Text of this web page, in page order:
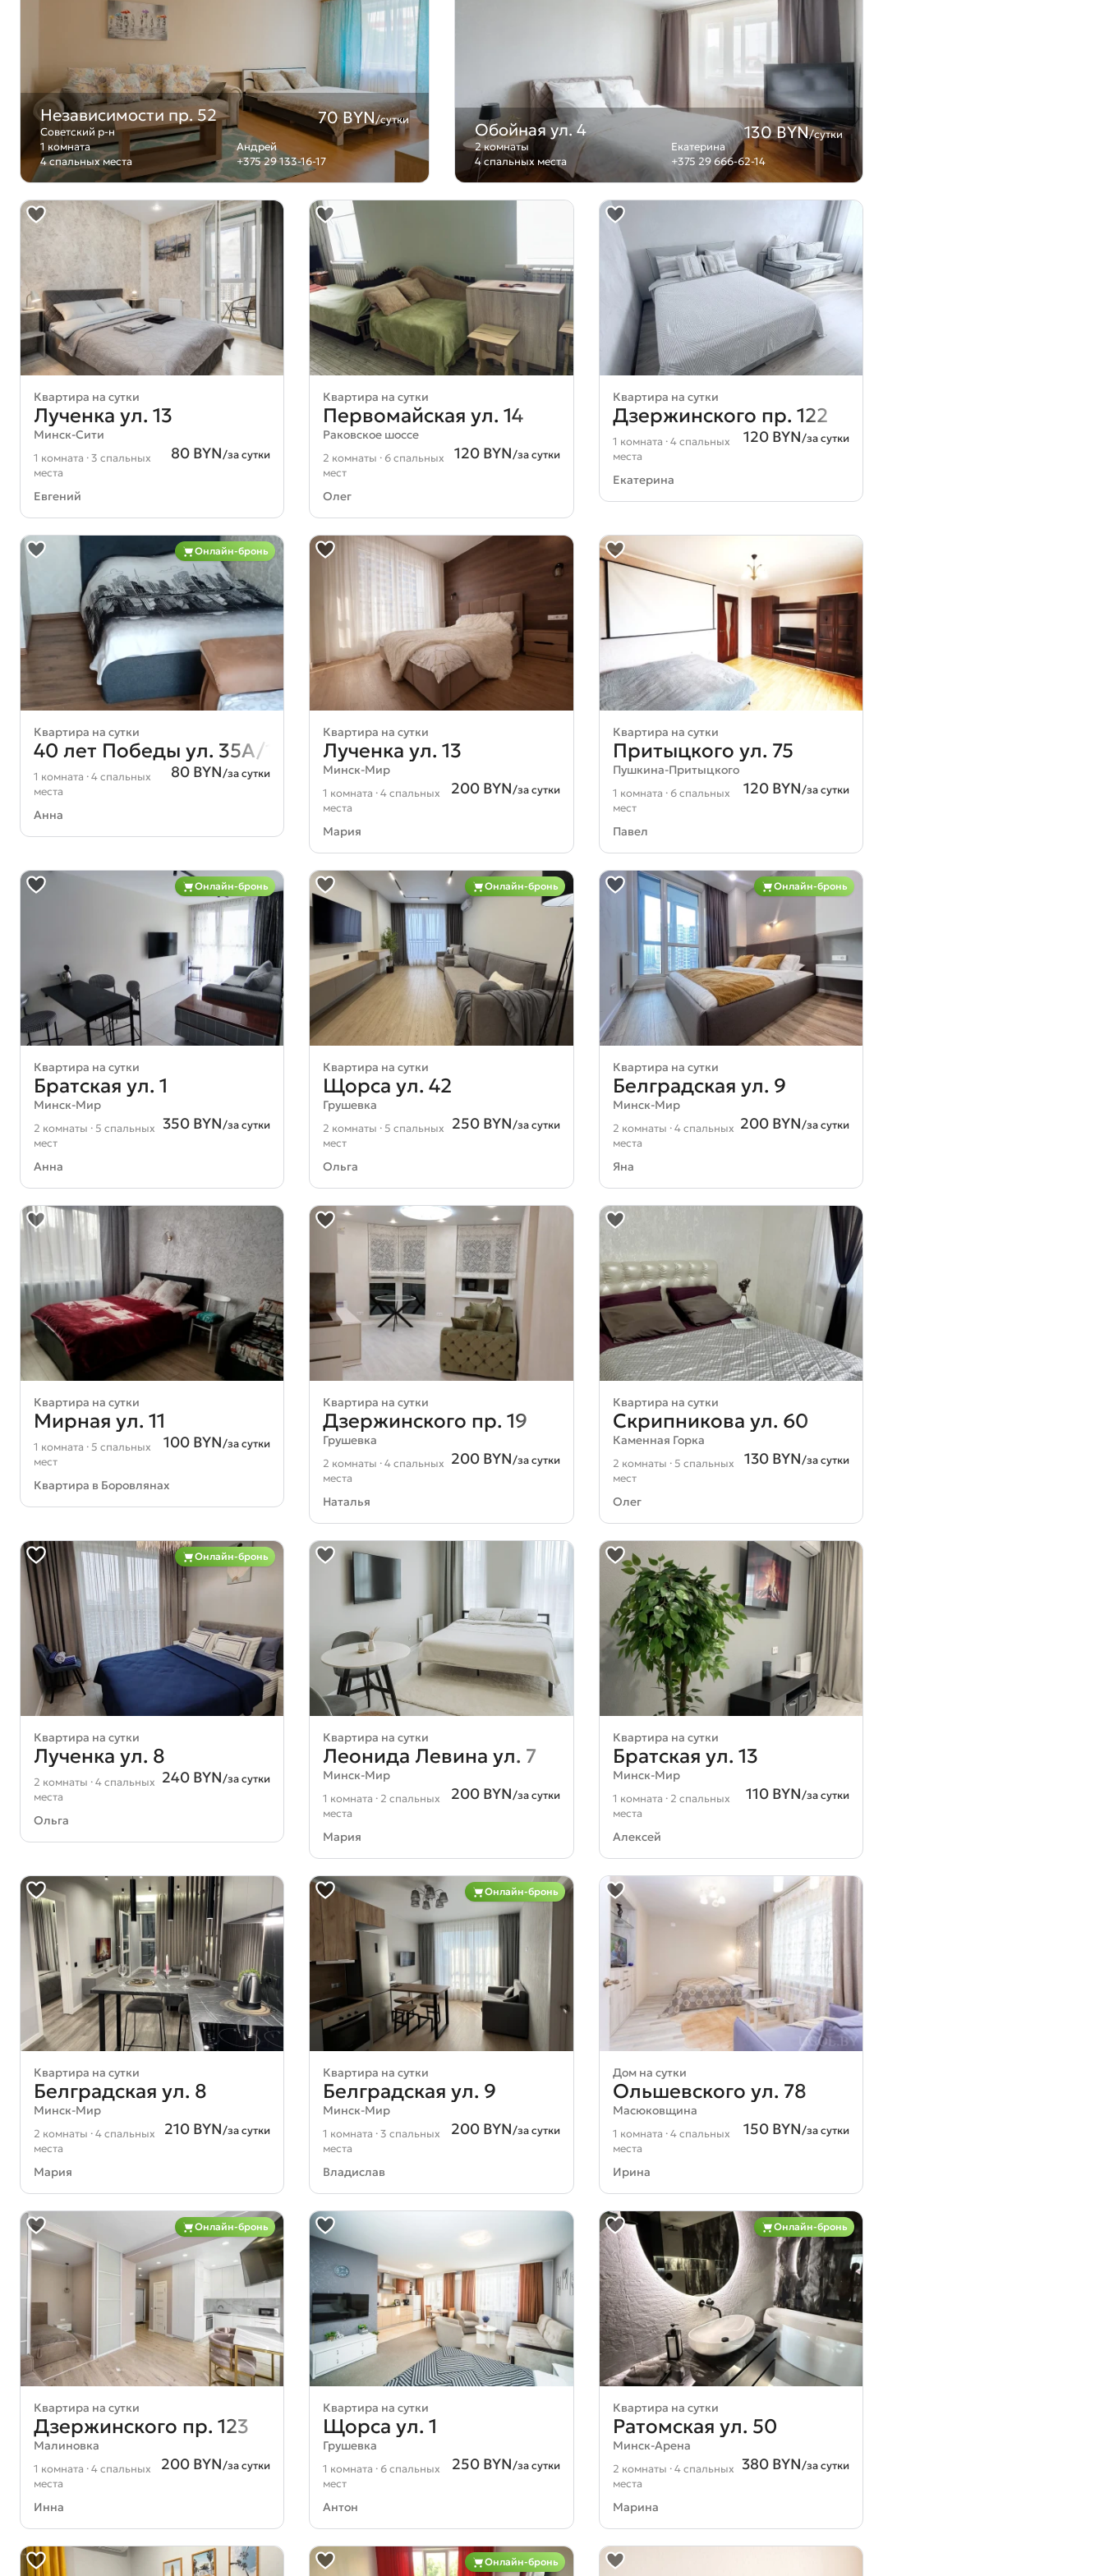
Независимости пр. 52 70 BYN/сутки
Советский р-н
1 комната
4 спальных места
Андрей
+375 29 133-16-17
Обойная ул. 4 130 BYN/сутки
2 комнаты
4 спальных места
Екатерина
+375 29 666-62-14
Квартира на сутки
Лученка ул. 13
Минск-Сити
80 BYN/за сутки
1 комната · 3 спальных
места
Евгений
Квартира на сутки
Первомайская ул. 14
Раковское шоссе
120 BYN/за сутки
2 комнаты · 6 спальных
мест
Олег
Квартира на сутки
Дзержинского пр. 122
120 BYN/за сутки
1 комната · 4 спальных
места
Екатерина
Онлайн-бронь
Квартира на сутки
40 лет Победы ул. 35А/1
80 BYN/за сутки
1 комната · 4 спальных
места
Анна
Квартира на сутки
Лученка ул. 13
Минск-Мир
200 BYN/за сутки
1 комната · 4 спальных
места
Мария
Квартира на сутки
Притыцкого ул. 75
Пушкина-Притыцкого
120 BYN/за сутки
1 комната · 6 спальных
мест
Павел
Онлайн-бронь
Квартира на сутки
Братская ул. 1
Минск-Мир
350 BYN/за сутки
2 комнаты · 5 спальных
мест
Анна
Онлайн-бронь
Квартира на сутки
Щорса ул. 42
Грушевка
250 BYN/за сутки
2 комнаты · 5 спальных
мест
Ольга
Онлайн-бронь
Квартира на сутки
Белградская ул. 9
Минск-Мир
200 BYN/за сутки
2 комнаты · 4 спальных
места
Яна
Квартира на сутки
Мирная ул. 11
100 BYN/за сутки
1 комната · 5 спальных
мест
Квартира в Боровлянах
Квартира на сутки
Дзержинского пр. 19
Грушевка
200 BYN/за сутки
2 комнаты · 4 спальных
места
Наталья
Квартира на сутки
Скрипникова ул. 60
Каменная Горка
130 BYN/за сутки
2 комнаты · 5 спальных
мест
Олег
Онлайн-бронь
Квартира на сутки
Лученка ул. 8
240 BYN/за сутки
2 комнаты · 4 спальных
места
Ольга
Квартира на сутки
Леонида Левина ул. 7
Минск-Мир
200 BYN/за сутки
1 комната · 2 спальных
места
Мария
Квартира на сутки
Братская ул. 13
Минск-Мир
110 BYN/за сутки
1 комната · 2 спальных
места
Алексей
Квартира на сутки
Белградская ул. 8
Минск-Мир
210 BYN/за сутки
2 комнаты · 4 спальных
места
Мария
Онлайн-бронь
Квартира на сутки
Белградская ул. 9
Минск-Мир
200 BYN/за сутки
1 комната · 3 спальных
места
Владислав
Дом на сутки
Ольшевского ул. 78
Масюковщина
150 BYN/за сутки
1 комната · 4 спальных
места
Ирина
Онлайн-бронь
Квартира на сутки
Дзержинского пр. 123
Малиновка
200 BYN/за сутки
1 комната · 4 спальных
места
Инна
Квартира на сутки
Щорса ул. 1
Грушевка
250 BYN/за сутки
1 комната · 6 спальных
мест
Антон
Онлайн-бронь
Квартира на сутки
Ратомская ул. 50
Минск-Арена
380 BYN/за сутки
2 комнаты · 4 спальных
места
Марина
Онлайн-бронь